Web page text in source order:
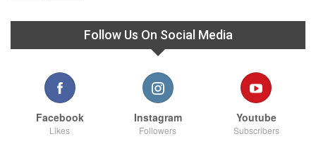
Follow Us On Social Media
Facebook
Likes
Instagram
Followers
Youtube
Subscribers